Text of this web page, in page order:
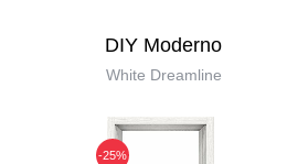
DIY Moderno
White Dreamline
-25%